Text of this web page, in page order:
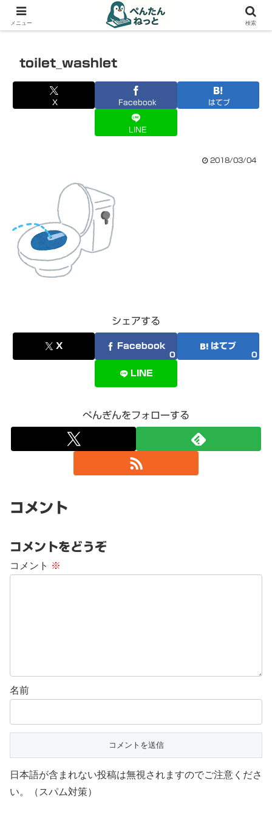
PCやガジェットの備忘録
toilet_washlet
X Facebook はてブ
LINE
2018/03/04
シェアする
X Facebook
0
はてブ
0
LINE
ぺんぎんをフォローする
コメント
コメントをどうぞ
コメント ※
名前
日本語が含まれない投稿は無視されますのでご注意くださ
い。（スパム対策）
メニュー 検索